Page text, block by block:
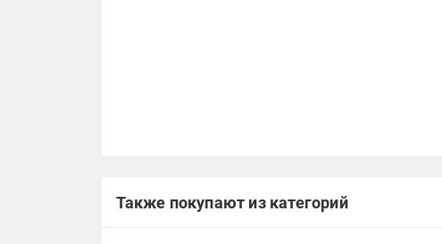
Также покупают из категорий